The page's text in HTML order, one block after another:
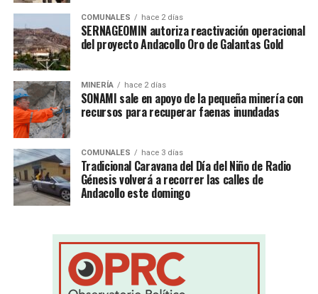
COMUNALES hace 2 días
SERNAGEOMIN autoriza reactivación operacional
del proyecto Andacollo Oro de Galantas Gold
MINERÍA hace 2 días
SONAMI sale en apoyo de la pequeña minería con
recursos para recuperar faenas inundadas
COMUNALES hace 3 días
Tradicional Caravana del Día del Niño de Radio
Génesis volverá a recorrer las calles de
Andacollo este domingo